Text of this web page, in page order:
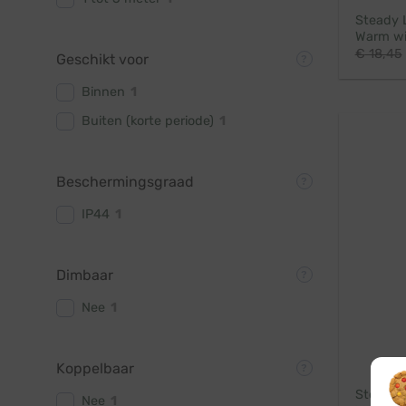
Geschikt voor
Binnen
Buiten (korte periode)
Beschermingsgraad
IP44
Dimbaar
Nee
Koppelbaar
Nee
Steady
Warm
€18,45
Steady